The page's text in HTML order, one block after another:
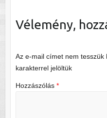
Vélemény,
Az e-mail címet nem tesszük
karakterrel jelöltük
Hozzászólás *